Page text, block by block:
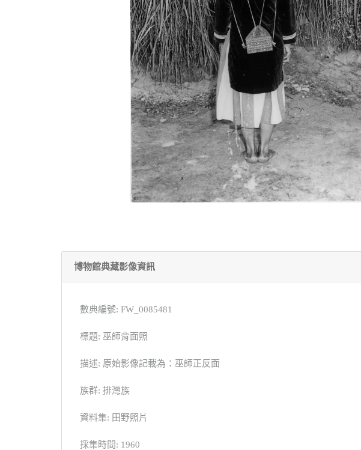
博物館典藏影像資訊
數典編號: FW_0085481
標題: 巫師背面照
描述: 原始影像記載為：巫師正反面
族群: 排灣族
資料集: 田野照片
採集時間: 1960